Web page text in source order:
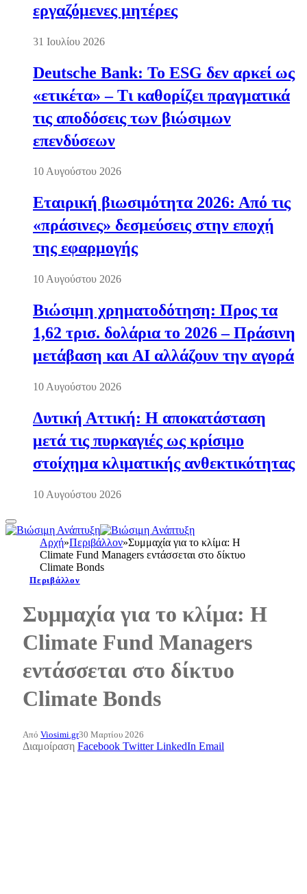
εργαζόμενες μητέρες
31 Ιουλίου 2026
Deutsche Bank: Το ESG δεν αρκεί ως
«ετικέτα» – Τι καθορίζει πραγματικά
τις αποδόσεις των βιώσιμων
επενδύσεων
10 Αυγούστου 2026
Εταιρική βιωσιμότητα 2026: Από τις
«πράσινες» δεσμεύσεις στην εποχή
της εφαρμογής
10 Αυγούστου 2026
Βιώσιμη χρηματοδότηση: Προς τα
1,62 τρισ. δολάρια το 2026 – Πράσινη
μετάβαση και AI αλλάζουν την αγορά
10 Αυγούστου 2026
Δυτική Αττική: Η αποκατάσταση
μετά τις πυρκαγιές ως κρίσιμο
στοίχημα κλιματικής ανθεκτικότητας
10 Αυγούστου 2026
Αρχή»Περιβάλλον»Συμμαχία για το κλίμα: Η
Climate Fund Managers εντάσσεται στο δίκτυο
Climate Bonds
Περιβάλλον
Συμμαχία για το κλίμα: Η
Climate Fund Managers
εντάσσεται στο δίκτυο
Climate Bonds
Από Viosimi.gr30 Μαρτίου 2026
Διαμοίραση Facebook Twitter LinkedIn Email